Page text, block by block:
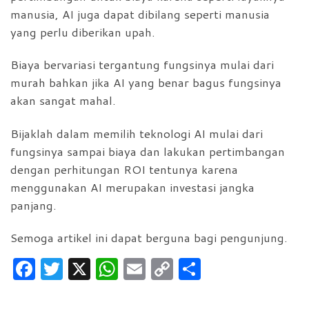
manusia, AI juga dapat dibilang seperti manusia
yang perlu diberikan upah.
Biaya bervariasi tergantung fungsinya mulai dari
murah bahkan jika AI yang benar bagus fungsinya
akan sangat mahal.
Bijaklah dalam memilih teknologi AI mulai dari
fungsinya sampai biaya dan lakukan pertimbangan
dengan perhitungan ROI tentunya karena
menggunakan AI merupakan investasi jangka
panjang.
Semoga artikel ini dapat berguna bagi pengunjung.
F
a
T
w
X W
h
E
m
C
o